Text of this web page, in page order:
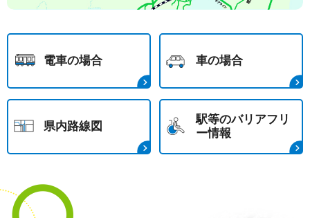
電車の場合 車の場合
県内路線図
駅等のバリアフリ
ー情報